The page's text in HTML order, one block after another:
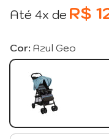
Até 4x de R$
Cor: Azul Geo
Azul Geo